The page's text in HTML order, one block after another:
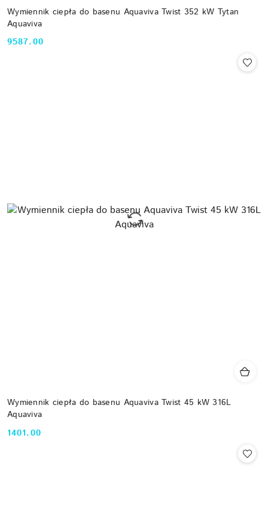
Wymiennik ciepła do basenu Aquaviva Twist 352 kW Tytan
Aquaviva
Cena:
9587.00
Wymiennik ciepła do basenu Aquaviva Twist 45 kW 316L
Aquaviva
Cena:
1401.00